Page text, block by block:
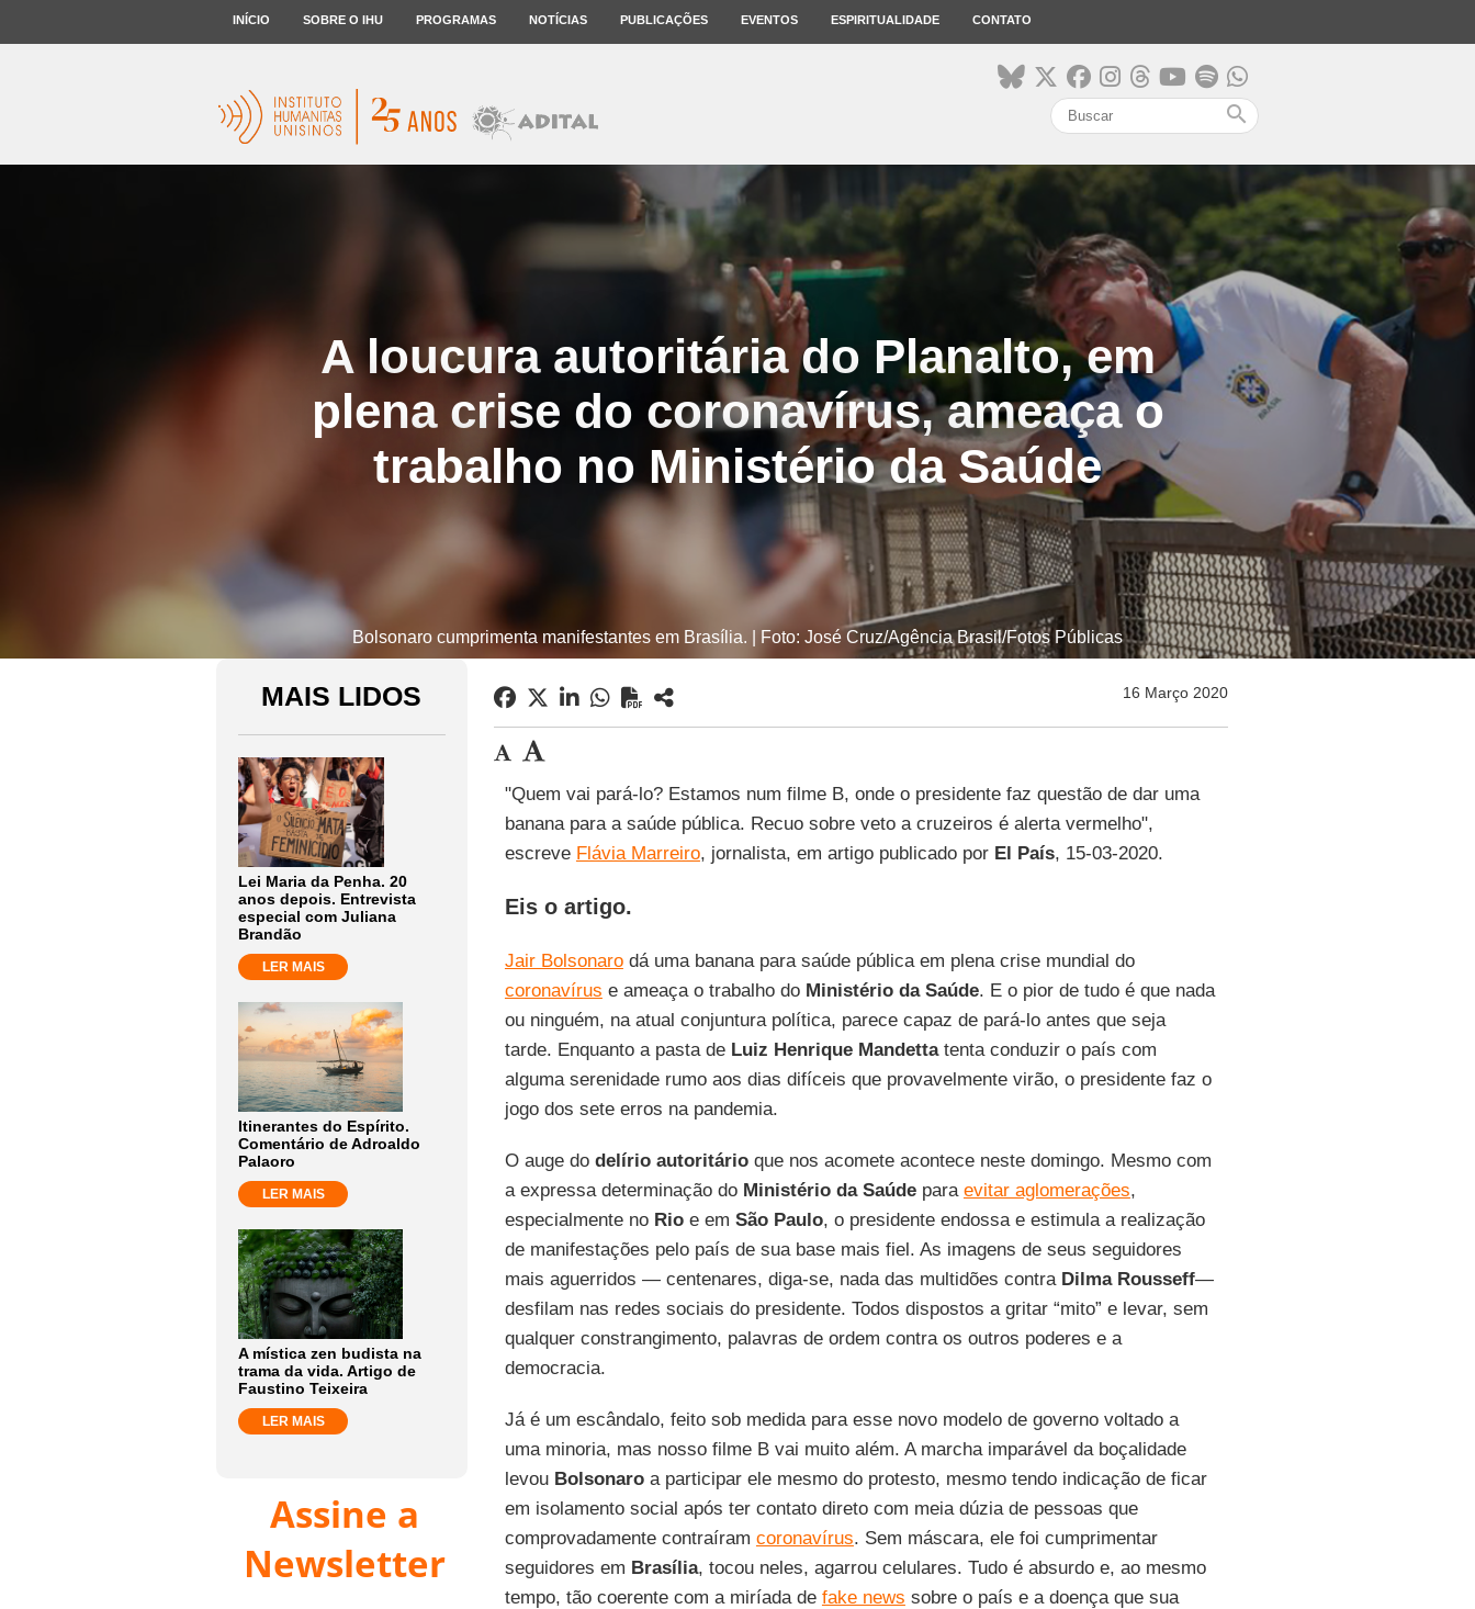
INÍCIO SOBRE O IHU PROGRAMAS NOTÍCIAS PUBLICAÇÕES EVENTOS ESPIRITUALIDADE CONTATO
search
A loucura autoritária do Planalto, em
plena crise do coronavírus, ameaça o
trabalho no Ministério da Saúde
Bolsonaro cumprimenta manifestantes em Brasília. | Foto: José Cruz/Agência Brasil/Fotos Públicas
MAIS LIDOS
Lei Maria da Penha. 20
anos depois. Entrevista
especial com Juliana
Brandão
LER MAIS
Itinerantes do Espírito.
Comentário de Adroaldo
Palaoro
LER MAIS
A mística zen budista na
trama da vida. Artigo de
Faustino Teixeira
LER MAIS
Assine a
Newsletter
16 Março 2020
"Quem vai pará-lo? Estamos num filme B, onde o presidente faz questão de dar uma
banana para a saúde pública. Recuo sobre veto a cruzeiros é alerta vermelho",
escreve Flávia Marreiro, jornalista, em artigo publicado por El País, 15-03-2020.
Eis o artigo.
Jair Bolsonarodá uma banana para saúde pública em plena crise mundial do
coronavírus e ameaça o trabalho do Ministério da Saúde. E o pior de tudo é que nada
ou ninguém, na atual conjuntura política, parece capaz de pará-lo antes que seja
tarde. Enquanto a pasta de Luiz Henrique Mandettatenta conduzir o país com
alguma serenidade rumo aos dias difíceis que provavelmente virão, o presidente faz o
jogo dos sete erros na pandemia.
O auge do delírio autoritárioque nos acomete acontece neste domingo. Mesmo com
a expressa determinação do Ministério da Saúdepara evitar aglomerações,
especialmente no Rioe em São Paulo, o presidente endossa e estimula a realização
de manifestações pelo país de sua base mais fiel. As imagens de seus seguidores
mais aguerridos — centenares, diga-se, nada das multidões contra Dilma Rousseff—
desfilam nas redes sociais do presidente. Todos dispostos a gritar “mito” e levar, sem
qualquer constrangimento, palavras de ordem contra os outros poderes e a
democracia.
Já é um escândalo, feito sob medida para esse novo modelo de governo voltado a
uma minoria, mas nosso filme B vai muito além. A marcha imparável da boçalidade
levou Bolsonaroa participar ele mesmo do protesto, mesmo tendo indicação de ficar
em isolamento social após ter contato direto com meia dúzia de pessoas que
comprovadamente contraíram coronavírus. Sem máscara, ele foi cumprimentar
seguidores em Brasília, tocou neles, agarrou celulares. Tudo é absurdo e, ao mesmo
tempo, tão coerente com a miríada de fake news sobre o país e a doença que sua